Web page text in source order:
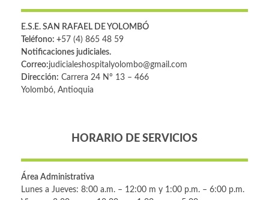
E.S.E. SAN RAFAEL DE YOLOMBÓ
Teléfono: +57 (4) 865 48 59
Notificaciones judiciales.
Correo:judicialeshospitalyolombo@gmail.com
Dirección: Carrera 24 Nº 13 – 466
Yolombó, Antioquia
HORARIO DE SERVICIOS
Área Administrativa
Lunes a Jueves: 8:00 a.m. – 12:00 m y 1:00 p.m. – 6:00 p.m.